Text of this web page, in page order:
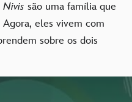
Nivis são uma família que
eles vivem com
sobre os dois